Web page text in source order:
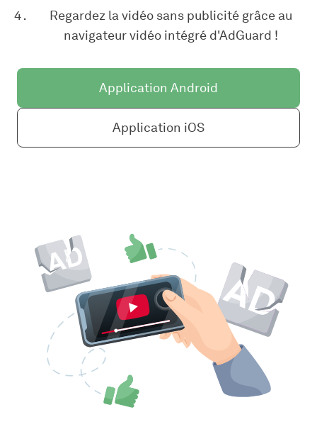
Regardez la vidéo sans publicité grâce au
navigateur vidéo intégré d'AdGuard !
Application Android
Application iOS